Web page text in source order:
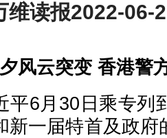
维读报2022-06-
风云突变 香港警
平6月30日乘专列
新一届特首及政府